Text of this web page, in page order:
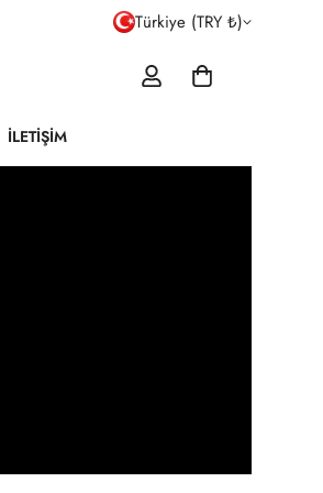
Türkiye (TRY ₺)
İLETIŞIM